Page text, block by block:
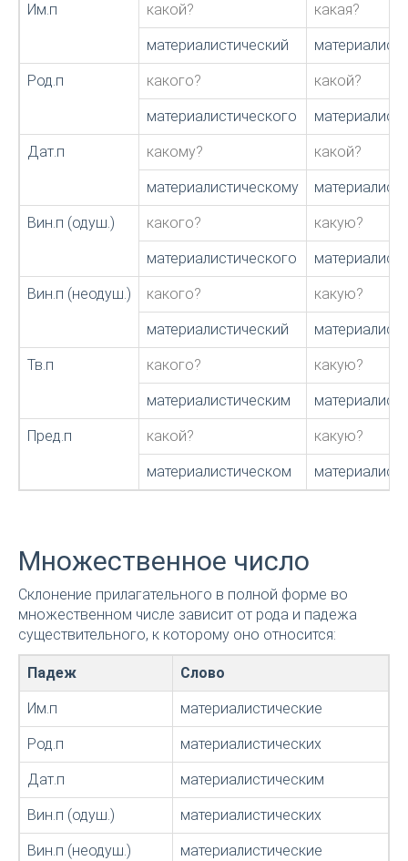
Им.п какой? какая?
материалистический
Род.п какого? какой?
материалистического
Дат.п какому? какой?
материалистическому
Вин.п (одуш.) какого? какую?
материалистического
Вин.п (неодуш.) какого? какую?
материалистический
Тв.п какого? какую?
материалистическим
Пред.п какой? какую?
материалистическом
Множественное число
Склонение прилагательного в полной форме во
множественном числе зависит от рода и падежа
существительного, к которому оно относится:
Падеж Слово
Им.п материалистические
Род.п материалистических
Дат.п материалистическим
Вин.п (одуш.) материалистических
Вин.п (неодуш.) материалистические